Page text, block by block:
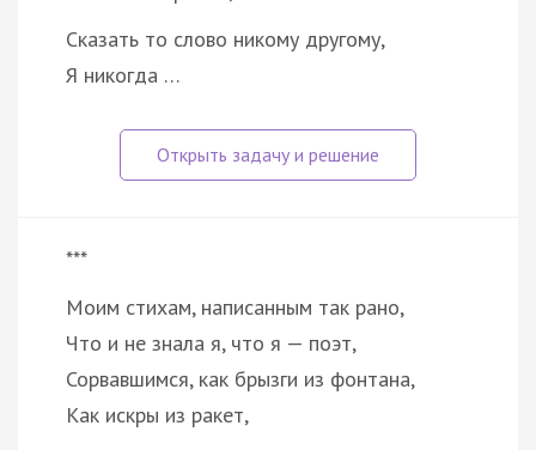
Сказать то слово никому другому,
Я никогда …
***
Моим стихам, написанным так рано,
Что и не знала я, что я — поэт,
Сорвавшимся, как брызги из фонтана,
Как искры из ракет,